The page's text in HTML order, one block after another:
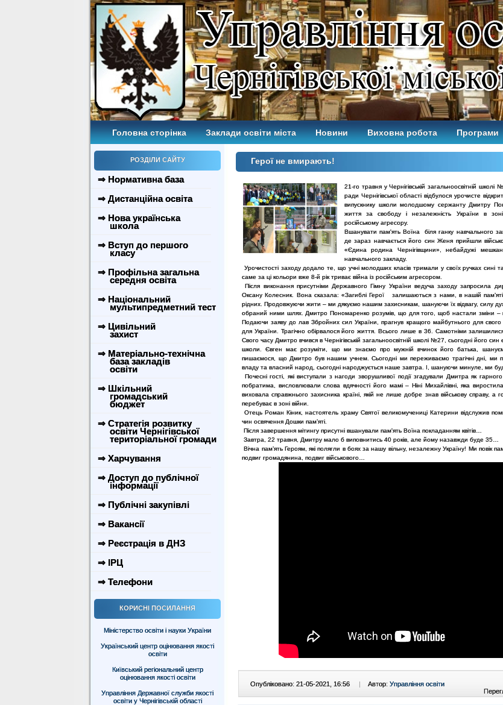
Головна сторінка Заклади освіти міста Новини Виховна робота Програми
РОЗДІЛИ САЙТУ
⇒ Нормативна база
⇒ Дистанційна освіта
⇒ Нова українська
школа
⇒ Вступ до першого
класу
⇒ Профільна загальна
середня освіта
⇒ Національний
мультипредметний тест
⇒ Цивільний
захист
⇒ Матеріально-технічна
база закладів
освіти
⇒ Шкільний
громадський
бюджет
⇒ Стратегія розвитку
освіти Чернігівської
територіальної громади
⇒ Харчування
⇒ Доступ до публічної
інформації
⇒ Публічні закупівлі
⇒ Вакансії
⇒ Реєстрація в ДНЗ
⇒ ІРЦ
⇒ Телефони
КОРИСНІ ПОСИЛАННЯ
Міністерство освіти і науки України
Український центр оцінювання якості
освіти
Київський регіональний центр
оцінювання якості освіти
Управління Державної служби якості
освіти у Чернігівській області
Герої не вмирають!
21-го травня у Чернігівській загальноосвітній школі
ради Чернігівської області відбулося урочисте
випускнику школи молодшому сержанту Дмитру
життя за свободу і незалежність України в
російському агресору.
Вшанувати пам'ять Воїна біля ганку навчального
де зараз навчається його син Женя прийшли
«Єдина родина Чернігівщини», небайдужі
навчального закладу.
Урочистості заходу додало те, що учні молодших класів тримали у своїх ручках сині
саме за ці кольори вже 8-й рік триває війна із російським агресором.
Після виконання присутніми Державного Гімну України ведуча заходу запросила
Оксану Колесник. Вона сказала: «Загиблі Герої залишаються з нами, в нашій
рідних. Продовжуючи жити – ми дякуємо нашим захисникам, шануючи їх відвагу, силу
обраний ними шлях. Дмитро Пономаренко розумів, що для того, щоб настали зміни –
Подаючи заяву до лав Збройних сил України, прагнув кращого майбутнього для свого
для України. Трагічно обірвалося його життя. Всього лише в 36. Самотніми
Свого часу Дмитро вчився в Чернігівській загальноосвітній школі №27, сьогодні його
школи. Євген має розуміти, що ми знаємо про мужній вчинок його батька,
пишаємося, що Дмитро був нашим учнем. Сьогодні ми переживаємо трагічні дні, ми
владу та власний народ, сьогодні народжується наше завтра. І, шануючи минуле, ми
Почесні гості, які виступали з нагоди зворушливої події згадували Дмитра як
побратима, висловлювали слова вдячності його мамі – Ніні Михайлівні, яка
виховала справжнього захисника країні, якій не лише добре знав військову справу, а
перебуває в зоні війни.
Отець Роман Кіник, настоятель храму Святої великомучениці Катерини відслужив
чин освячення Дошки пам’яті.
Після завершення мітингу присутні вшанували пам'ять Воїна покладанням квітів…
Завтра, 22 травня, Дмитру мало б виповнитись 40 років, але йому назавжди буде 35…
Вічна пам’ять Героям, які полягли в боях за нашу вільну, незалежну Україну! Ми повік
подвиг громадянина, подвиг військового…
Опубліковано: 21-05-2021, 16:56 | Автор: Управління освіти